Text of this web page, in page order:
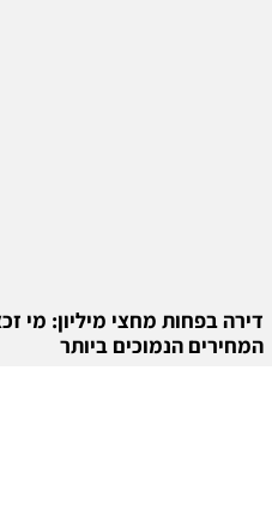
דירה בפחות מחצי מיליון: מי
המחירים הנמוכים ביותר